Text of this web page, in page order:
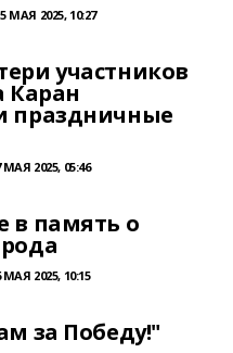
МАЯ 2025, 10:27
участников
Каран
праздничные
МАЯ 2025, 05:46
в память о
МАЯ 2025, 10:15
за Победу!"